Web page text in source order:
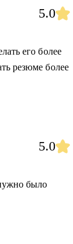
5.0
его более
резюме более
5.0
было